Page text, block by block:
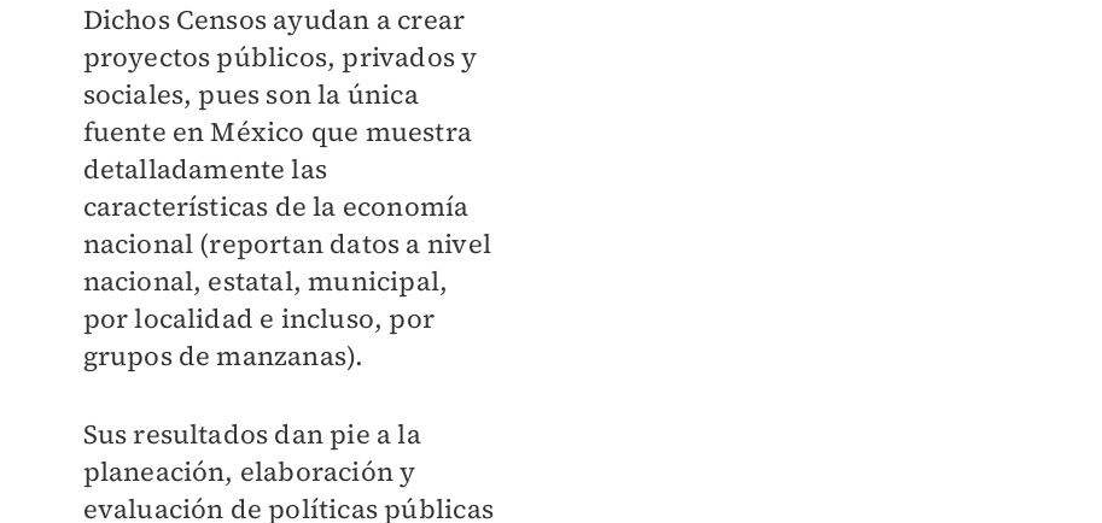
Dichos Censos ayudan a crear
proyectos públicos, privados y
sociales, pues son la única
fuente en México que muestra
detalladamente las
características de la economía
nacional (reportan datos a nivel
nacional, estatal, municipal,
por localidad e incluso, por
grupos de manzanas).
Sus resultados dan pie a la
planeación, elaboración y
evaluación de políticas públicas